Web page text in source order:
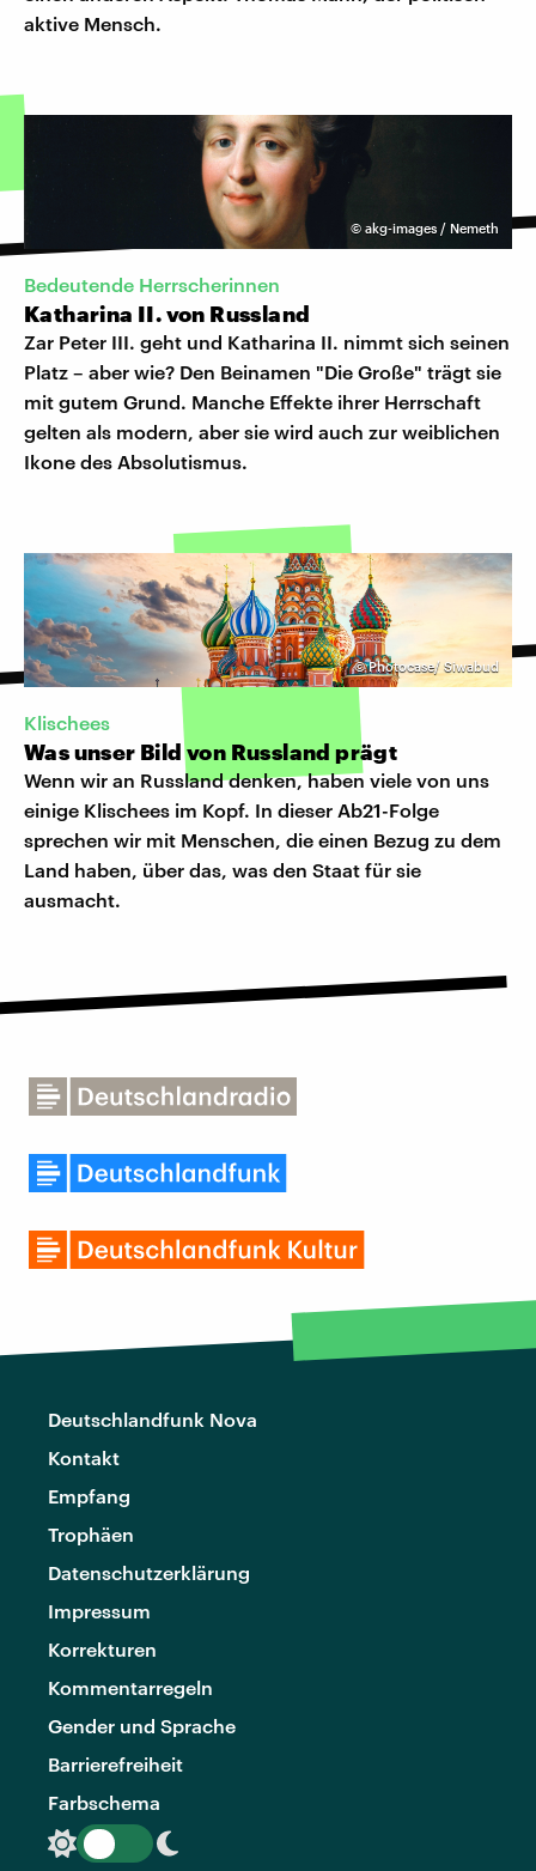
aktive Mensch.
© akg-images / Nemeth
Bedeutende Herrscherinnen
Katharina II. von Russland
Zar Peter III. geht und Katharina II. nimmt sich seinen
Platz – aber wie? Den Beinamen "Die Große" trägt sie
mit gutem Grund. Manche Effekte ihrer Herrschaft
gelten als modern, aber sie wird auch zur weiblichen
Ikone des Absolutismus.
©Photocase/ Siwabud
Klischees
Was unser Bild von Russland prägt
Wenn wir an Russland denken, haben viele von uns
einige Klischees im Kopf. In dieser Ab21-Folge
sprechen wir mit Menschen, die einen Bezug zu dem
Land haben, über das, was den Staat für sie
ausmacht.
Deutschlandfunk Nova
Kontakt
Empfang
Trophäen
Datenschutzerklärung
Impressum
Korrekturen
Kommentarregeln
Gender und Sprache
Barrierefreiheit
Farbschema